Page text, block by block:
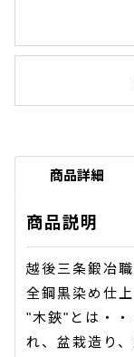
商品詳細
商品説明
越後三条鍛冶
全鋼黒染め仕
"木鋏"とは・・
れ、盆栽造り